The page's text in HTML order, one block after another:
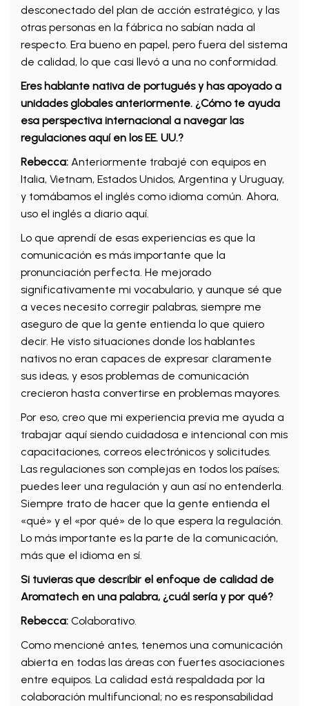
desconectado del plan de acción estratégico, y las
otras personas en la fábrica no sabían nada al
respecto. Era bueno en papel, pero fuera del sistema
de calidad, lo que casi llevó a una no conformidad.
Eres hablante nativa de portugués y has apoyado a
unidades globales anteriormente. ¿Cómo te ayuda
esa perspectiva internacional a navegar las
regulaciones aquí en los EE. UU.?
Rebecca: Anteriormente trabajé con equipos en
Italia, Vietnam, Estados Unidos, Argentina y Uruguay,
y tomábamos el inglés como idioma común. Ahora,
uso el inglés a diario aquí.
Lo que aprendí de esas experiencias es que la
comunicación es más importante que la
pronunciación perfecta. He mejorado
significativamente mi vocabulario, y aunque sé que
a veces necesito corregir palabras, siempre me
aseguro de que la gente entienda lo que quiero
decir. He visto situaciones donde los hablantes
nativos no eran capaces de expresar claramente
sus ideas, y esos problemas de comunicación
crecieron hasta convertirse en problemas mayores.
Por eso, creo que mi experiencia previa me ayuda a
trabajar aquí siendo cuidadosa e intencional con mis
capacitaciones, correos electrónicos y solicitudes.
Las regulaciones son complejas en todos los países;
puedes leer una regulación y aun así no entenderla.
Siempre trato de hacer que la gente entienda el
«qué» y el «por qué» de lo que espera la regulación.
Lo más importante es la parte de la comunicación,
más que el idioma en sí.
Si tuvieras que describir el enfoque de calidad de
Aromatech en una palabra, ¿cuál sería y por qué?
Rebecca: Colaborativo.
Como mencioné antes, tenemos una comunicación
abierta en todas las áreas con fuertes asociaciones
entre equipos. La calidad está respaldada por la
colaboración multifuncional; no es responsabilidad